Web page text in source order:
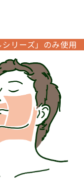
リーズ」のみ使用